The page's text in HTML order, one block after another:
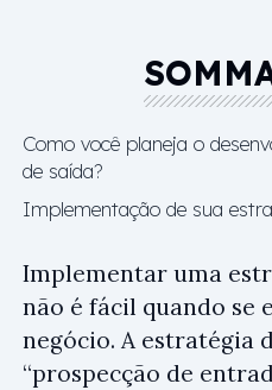
Como você planeja o
de saída?
Implementação de sua
Implementar uma
não é fácil quando se
negócio. A estratégia
“prospecção de